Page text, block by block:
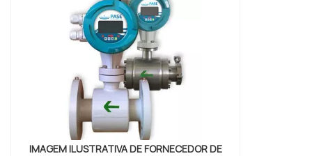
IMAGEM ILUSTRATIVA DE FORNECEDOR DE